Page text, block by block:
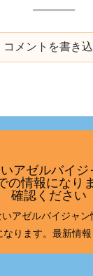
コメントを書き
アゼルバイ
の情報になり
確認ください
いアゼルバイジャ
なります。最新情